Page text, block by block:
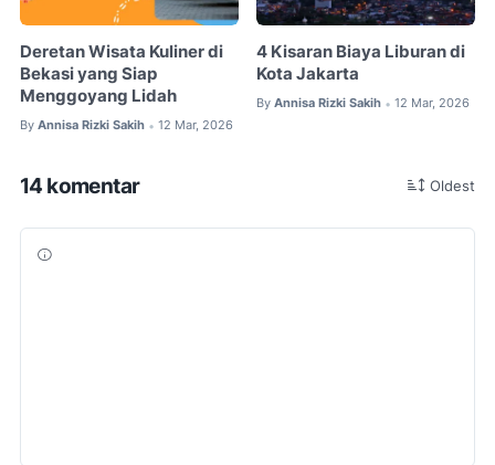
Deretan Wisata Kuliner di
Bekasi yang Siap
Menggoyang Lidah
By Annisa Rizki Sakih • 12 Mar, 2026
4 Kisaran Biaya Liburan di
Kota Jakarta
By Annisa Rizki Sakih • 12 Mar, 2026
14 komentar Oldest